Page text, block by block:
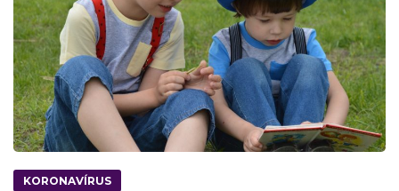
KORONAVÍRUS